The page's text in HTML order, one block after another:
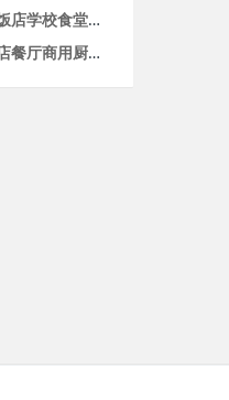
广东酒店中西餐厅饭店学校食堂成套厨房设备配套定制报价加工安装
东莞市雍隆酒店饭店餐厅商用厨房设备厂家设计安装厨具设备